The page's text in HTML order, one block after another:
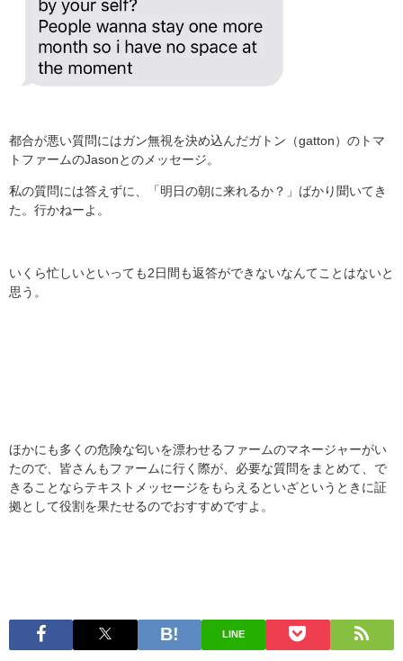
都合が悪い質問にはガン無視を決め込んだガトン（gatton）のトマ
トファームのJasonとのメッセージ。
私の質問には答えずに、「明日の朝に来れるか？」ばかり聞いてき
た。行かねーよ。
いくら忙しいといっても2日間も返答ができないなんてことはないと
思う。
ほかにも多くの危険な匂いを漂わせるファームのマネージャーがい
たので、皆さんもファームに行く際が、必要な質問をまとめて、で
きることならテキストメッセージをもらえるといざというときに証
拠として役割を果たせるのでおすすめですよ。
LINE